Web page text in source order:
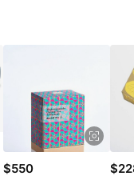
$550